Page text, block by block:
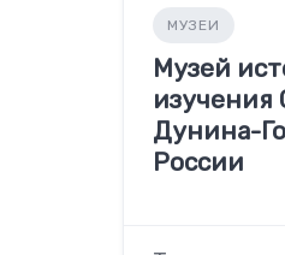
МУЗЕИ
Музей
изучения
Дунина-
России